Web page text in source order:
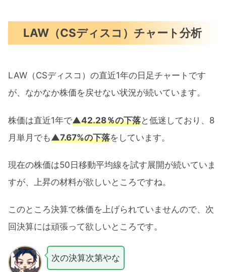
LAW（CSディスコ）チャート分析
LAW（CSディスコ）の直近1年の日足チャートです
が、なかなか株価を戻せない状況が続いています。
株価は直近1年で▲42.28％の下落と低迷しており、8
月単月でも▲7.67%の下落をしています。
現在の株価は50日移動平均線を試す展開が続いていま
すが、上昇の材料が欲しいところですね。
このところ決算で株価を上げられていませんので、次
回決算には頑張って欲しいところです。
次の決算次第やな